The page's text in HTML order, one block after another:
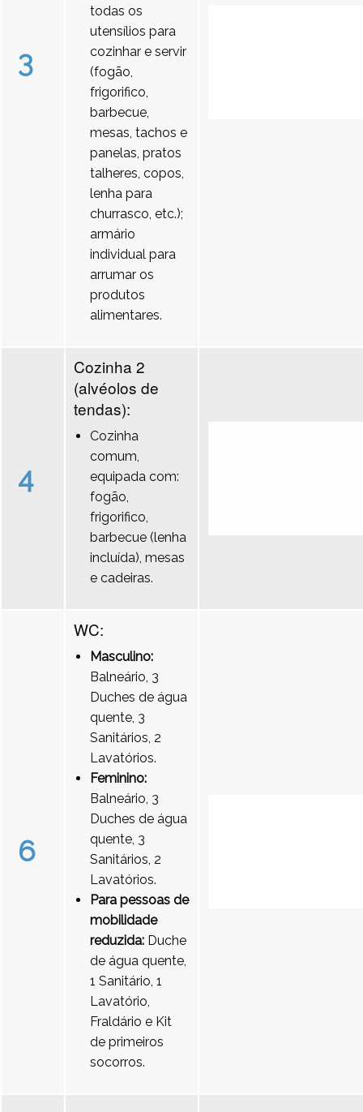
3
todas os
utensílios para
cozinhar e servir
(fogão,
frigorifico,
barbecue,
mesas, tachos e
panelas, pratos
talheres, copos,
lenha para
churrasco, etc.);
armário
individual para
arrumar os
produtos
alimentares.
4
Cozinha 2
(alvéolos de
tendas):
Cozinha
comum,
equipada com:
fogão,
frigorifico,
barbecue (lenha
incluída), mesas
e cadeiras.
6
WC:
Masculino:
Balneário, 3
Duches de água
quente, 3
Sanitários, 2
Lavatórios.
Feminino:
Balneário, 3
Duches de água
quente, 3
Sanitários, 2
Lavatórios.
Para pessoas de
mobilidade
reduzida: Duche
de água quente,
1 Sanitário, 1
Lavatório,
Fraldário e Kit
de primeiros
socorros.